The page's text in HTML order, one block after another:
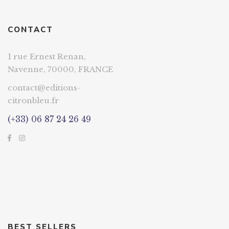
CONTACT
1 rue Ernest Renan,
Navenne, 70000, FRANCE
contact@editions-
citronbleu.fr
(+33) 06 87 24 26 49